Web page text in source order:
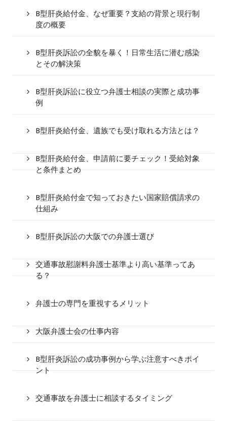
B型肝炎給付金、なぜ重要？支給の背景と現行制
度の概要
B型肝炎訴訟の全貌を暴く！日常生活に潜む感染
とその解決策
B型肝炎訴訟に役立つ弁護士相談の実際と成功事
例
B型肝炎給付金、遺族でも受け取れる方法とは？
B型肝炎給付金、申請前に要チェック！受給対象
と条件まとめ
B型肝炎給付金で知っておきたい国家賠償請求の
仕組み
B型肝炎訴訟の大阪での弁護士選び
交通事故慰謝料弁護士基準より高い基準ってあ
る？
弁護士の専門を重視するメリット
大阪弁護士会の仕事内容
B型肝炎訴訟の成功事例から学ぶ注意すべきポイ
ント
交通事故を弁護士に相談するタイミング